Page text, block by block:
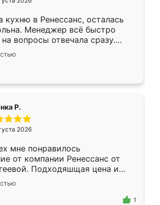
заказывать только здесь.
кухню в Ренессанс, осталась
Менеджер всё быстро
на вопросы отвечала сразу.
в субботу, подошёл к
ответственностью. Собрали
работали аккуратно, даже
Р.
2026
мне понравилось
от компании Ренессанс от
Подходяшщая цена и
изготовления. Приехавший
сотрудник Владислав
моему эскизу самый
1